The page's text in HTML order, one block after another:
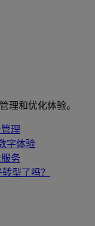
理和优化体验。
理
字体验
务
型了吗？